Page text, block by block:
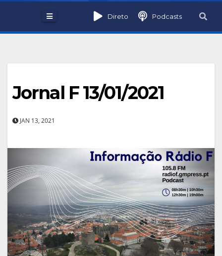
Direto Podcasts
Jornal F 13/01/2021
JAN 13, 2021